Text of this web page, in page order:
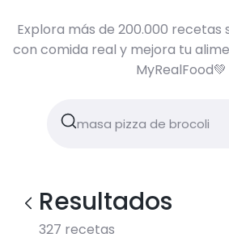
Explora más de 200.000 recetas
con comida real y mejora tu
MyRealFood💚
Resultados
327 recetas